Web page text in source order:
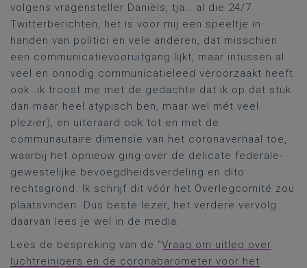
volgens vragensteller Daniëls, tja… al die 24/7
Twitterberichten, het is voor mij een speeltje in
handen van politici en vele anderen, dat misschien
een communicatievooruitgang lijkt, maar intussen al
veel en onnodig communicatieleed veroorzaakt heeft
ook…ik troost me met de gedachte dat ik op dat stuk
dan maar heel atypisch ben, maar wel mét veel
plezier), en uiteraard ook tot en met de
communautaire dimensie van het coronaverhaal toe,
waarbij het opnieuw ging over de delicate federale-
gewestelijke bevoegdheidsverdeling en dito
rechtsgrond. Ik schrijf dit vóór het Overlegcomité zou
plaatsvinden. Dus beste lezer, het verdere vervolg
daarvan lees je wel in de media.
Lees de bespreking van de “Vraag om uitleg over
luchtreinigers en de coronabarometer voor het